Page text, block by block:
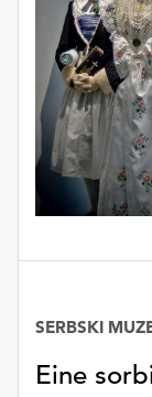
Eine
SERBSKI